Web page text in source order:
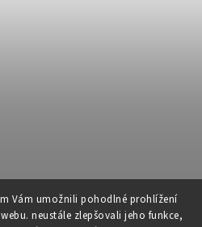
Vám umožnili pohodlné prohlížení
neustále zlepšovali jeho funkce,